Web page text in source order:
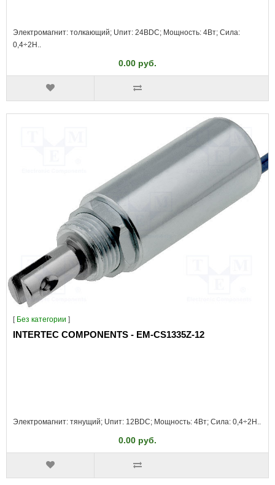
Электромагнит: толкающий; Uпит: 24ВDC; Мощность: 4Вт; Сила:
0,4÷2Н..
0.00 руб.
[ Без категории ]
INTERTEC COMPONENTS - EM-CS1335Z-12
Электромагнит: тянущий; Uпит: 12ВDC; Мощность: 4Вт; Сила: 0,4÷2Н..
0.00 руб.